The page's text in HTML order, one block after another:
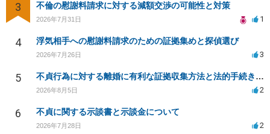
3 不倫の慰謝料請求に対する減額交渉の可能性と対策
2026年7月31日 1
4 浮気相手への慰謝料請求のための証拠集めと探偵選び
2026年7月26日 3
5 不貞行為に対する離婚に有利な証拠収集方法と法的手続きについて
2026年8月5日 2
6 不貞に関する示談書と示談金について
2026年7月28日 2